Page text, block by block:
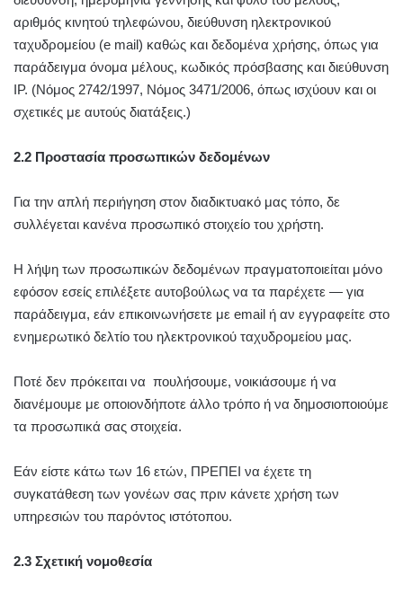
αριθμός κινητού τηλεφώνου, διεύθυνση ηλεκτρονικού
ταχυδρομείου (e mail) καθώς και δεδομένα χρήσης, όπως για
παράδειγμα όνομα μέλους, κωδικός πρόσβασης και διεύθυνση
IP. (Νόμος 2742/1997, Νόμος 3471/2006, όπως ισχύουν και οι
σχετικές με αυτούς διατάξεις.)
2.2 Προστασία προσωπικών δεδομένων
Για την απλή περιήγηση στον διαδικτυακό μας τόπο, δε
συλλέγεται κανένα προσωπικό στοιχείο του χρήστη.
Η λήψη των προσωπικών δεδομένων πραγματοποιείται μόνο
εφόσον εσείς επιλέξετε αυτοβούλως να τα παρέχετε — για
παράδειγμα, εάν επικοινωνήσετε με email ή αν εγγραφείτε στο
ενημερωτικό δελτίο του ηλεκτρονικού ταχυδρομείου μας.
Ποτέ δεν πρόκειται να πουλήσουμε, νοικιάσουμε ή να
διανέμουμε με οποιονδήποτε άλλο τρόπο ή να δημοσιοποιούμε
τα προσωπικά σας στοιχεία.
Εάν είστε κάτω των 16 ετών, ΠΡΕΠΕΙ να έχετε τη
συγκατάθεση των γονέων σας πριν κάνετε χρήση των
υπηρεσιών του παρόντος ιστότοπου.
2.3 Σχετική νομοθεσία